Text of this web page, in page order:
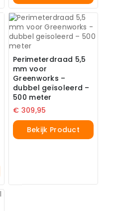
Perimeterdraad 5,5
mm voor
Greenworks –
dubbel geïsoleerd –
500 meter
€ 309,95
Bekijk Product